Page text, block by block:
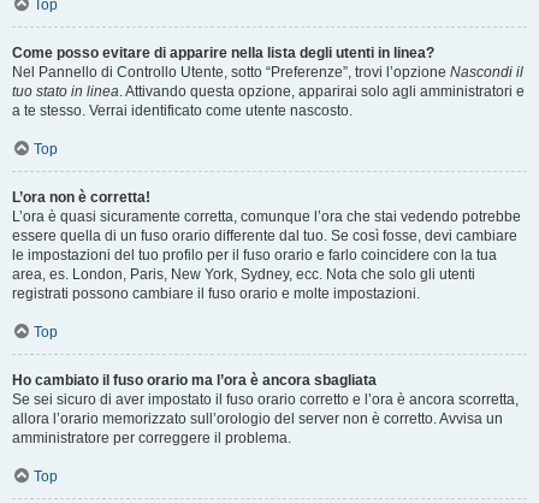
Top
Come posso evitare di apparire nella lista degli utenti in linea?
Nel Pannello di Controllo Utente, sotto “Preferenze”, trovi l’opzione Nascondi il
tuo stato in linea. Attivando questa opzione, apparirai solo agli amministratori e
a te stesso. Verrai identificato come utente nascosto.
Top
L’ora non è corretta!
L’ora è quasi sicuramente corretta, comunque l’ora che stai vedendo potrebbe
essere quella di un fuso orario differente dal tuo. Se così fosse, devi cambiare
le impostazioni del tuo profilo per il fuso orario e farlo coincidere con la tua
area, es. London, Paris, New York, Sydney, ecc. Nota che solo gli utenti
registrati possono cambiare il fuso orario e molte impostazioni.
Top
Ho cambiato il fuso orario ma l’ora è ancora sbagliata
Se sei sicuro di aver impostato il fuso orario corretto e l’ora è ancora scorretta,
allora l’orario memorizzato sull’orologio del server non è corretto. Avvisa un
amministratore per correggere il problema.
Top